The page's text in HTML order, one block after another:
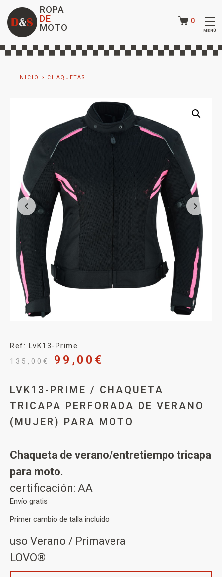
ROPA
DE
MOTO
0
INICIO > CHAQUETAS
Ref: LvK13-Prime
135,00€ 99,00 €
LVK13-PRIME / CHAQUETA
TRICAPA PERFORADA DE VERANO
(MUJER) PARA MOTO
Chaqueta de verano/entretiempo tricapa
para moto.
certificación: AA
Envío gratis
Primer cambio de talla incluido
uso Verano / Primavera
LOVO®